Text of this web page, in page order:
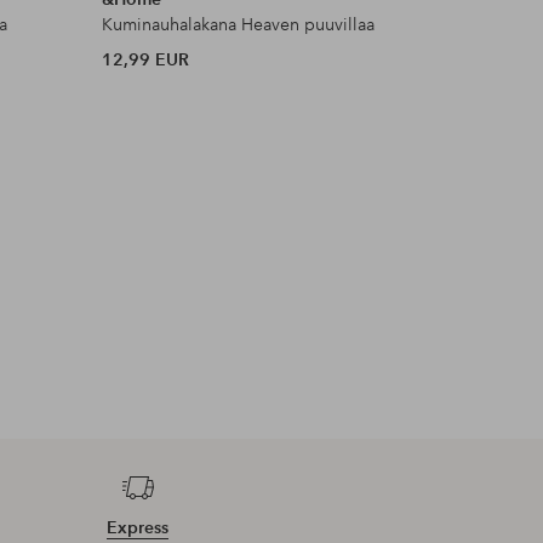
Kuminauhalakana Heaven puuvillaa
12,99 EUR
Express